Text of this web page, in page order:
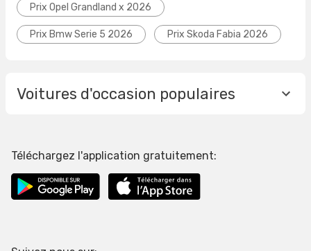
Prix Opel Grandland x 2026
Prix Bmw Serie 5 2026 Prix Skoda Fabia 2026
Voitures d'occasion populaires
Téléchargez l'application gratuitement: